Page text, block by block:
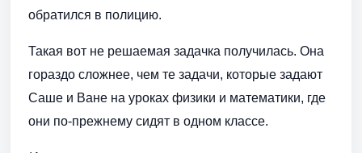
обратился в полицию.
Такая вот не решаемая задачка получилась. Она
гораздо сложнее, чем те задачи, которые задают
Саше и Ване на уроках физики и математики, где
они по-прежнему сидят в одном классе.